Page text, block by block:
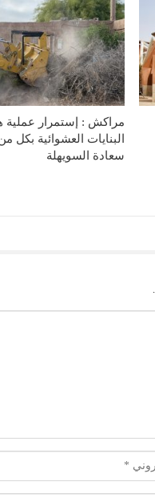
مراكش : إستمرار عملية
البنايات العشوائية بكل
سعادة السويهلة